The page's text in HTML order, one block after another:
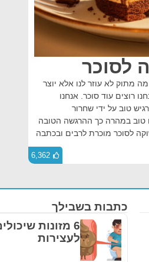
מתוק לא עוזר לנו אלא יוצר
רוצים עוד סוכר. אנחנו
טוב על ידי שחרור
טוב במהרה כך ההרגשה הטובה
לסוכר מוכרת לרבים ובכתבה
6,362
כתבות בשבילך
6 מזונות
לעצירות